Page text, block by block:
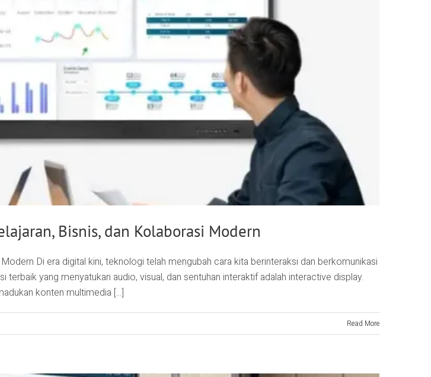
Bisnis, dan Kolaborasi Modern
Di era digital kini, teknologi telah mengubah cara kita berinteraksi dan berkomunikasi
yang menyatukan audio, visual, dan sentuhan interaktif adalah interactive display.
konten multimedia [...]
Read More